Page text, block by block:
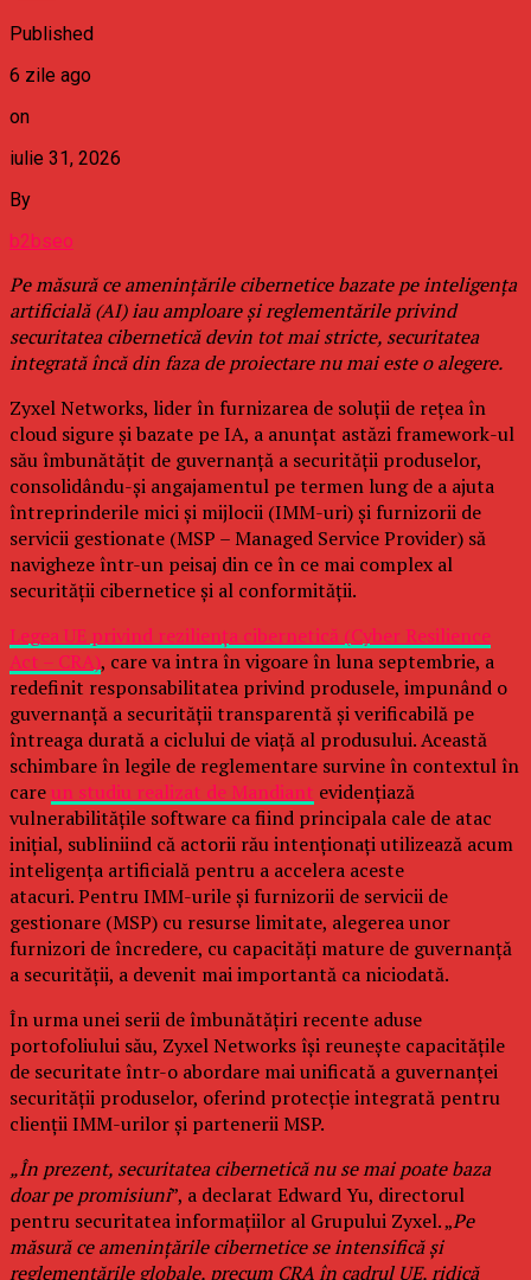
Published
6 zile ago
on
iulie 31, 2026
By
b2bseo
Pe măsură ce amenințările cibernetice bazate pe inteligența
artificială (AI) iau amploare și reglementările privind
securitatea cibernetică devin tot mai stricte, securitatea
integrată încă din faza de proiectare nu mai este o alegere.
Zyxel Networks, lider în furnizarea de soluții de rețea în
cloud sigure și bazate pe IA, a anunțat astăzi framework-ul
său îmbunătățit de guvernanță a securității produselor,
consolidându-și angajamentul pe termen lung de a ajuta
întreprinderile mici și mijlocii (IMM-uri) și furnizorii de
servicii gestionate (MSP – Managed Service Provider) să
navigheze într-un peisaj din ce în ce mai complex al
securității cibernetice și al conformității.
Legea UE privind reziliența cibernetică (Cyber Resilience
Act – CRA), care va intra în vigoare în luna septembrie, a
redefinit responsabilitatea privind produsele, impunând o
guvernanță a securității transparentă și verificabilă pe
întreaga durată a ciclului de viață al produsului. Această
schimbare în legile de reglementare survine în contextul în
careun studiu realizat de Mandiant evidențiază
vulnerabilitățile software ca fiind principala cale de atac
inițial, subliniind că actorii rău intenționați utilizează acum
inteligența artificială pentru a accelera aceste
atacuri. Pentru IMM-urile și furnizorii de servicii de
gestionare (MSP) cu resurse limitate, alegerea unor
furnizori de încredere, cu capacități mature de guvernanță
a securității, a devenit mai importantă ca niciodată.
În urma unei serii de îmbunătățiri recente aduse
portofoliului său, Zyxel Networks își reunește capacitățile
de securitate într-o abordare mai unificată a guvernanței
securității produselor, oferind protecție integrată pentru
clienții IMM-urilor și partenerii MSP.
„În prezent, securitatea cibernetică nu se mai poate baza
doar pe promisiuni”, a declarat Edward Yu, directorul
pentru securitatea informațiilor al Grupului Zyxel. „Pe
măsură ce amenințările cibernetice se intensifică și
reglementările globale, precum CRA în cadrul UE, ridică